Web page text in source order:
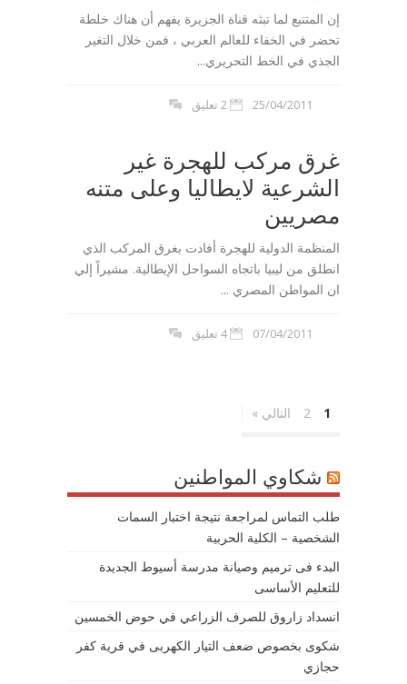
إن المتتبع لما تبثه قناة الجزيرة يفهم أن هناك خلطة
تحضر في الخفاء للعالم العربي ، فمن خلال التغير
الجذي في الخط التحريري...
25/04/2011 2 تعليق
غرق مركب للهجرة غير
الشرعية لايطاليا وعلى متنه
مصريين
المنظمة الدولية للهجرة أفادت بغرق المركب الذي
انطلق من ليبيا باتجاه السواحل الإيطالية. مشيراً إلي
ان المواطن المصري ...
07/04/2011 4 تعليق
1
2 التالي »
شكاوي المواطنين
طلب التماس لمراجعة نتيجة اختبار السمات
الشخصية – الكلية الحربية
البدء فى ترميم وصيانة مدرسة أسيوط الجديدة
للتعليم الأساسى
انسداد زاروق للصرف الزراعي في حوض الخمسين
شكوى بخصوص ضعف التيار الكهربى في قرية كفر
حجازي